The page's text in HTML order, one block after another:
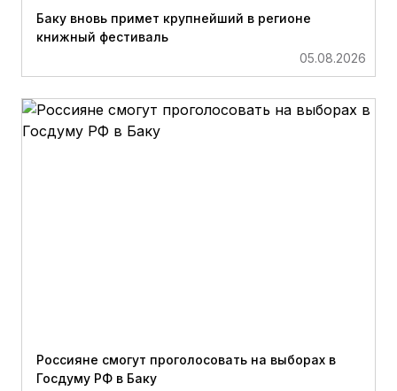
Баку вновь примет крупнейший в регионе
книжный фестиваль
05.08.2026
Россияне смогут проголосовать на выборах в
Госдуму РФ в Баку